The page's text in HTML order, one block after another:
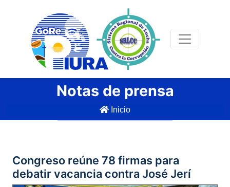
Notas de prensa
Inicio
Congreso reúne 78 firmas para
debatir vacancia contra José Jerí